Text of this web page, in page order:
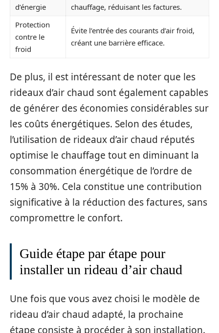
d’énergie
chauffage, réduisant les factures.
Protection
contre le
froid
Évite l’entrée des courants d’air froid,
créant une barrière efficace.
De plus, il est intéressant de noter que les
rideaux d’air chaud sont également capables
de générer des économies considérables sur
les coûts énergétiques. Selon des études,
l’utilisation de rideaux d’air chaud réputés
optimise le chauffage tout en diminuant la
consommation énergétique de l’ordre de
15% à 30%. Cela constitue une contribution
significative à la réduction des factures, sans
compromettre le confort.
Guide étape par étape pour
installer un rideau d’air chaud
Une fois que vous avez choisi le modèle de
rideau d’air chaud adapté, la prochaine
étape consiste à procéder à son installation.